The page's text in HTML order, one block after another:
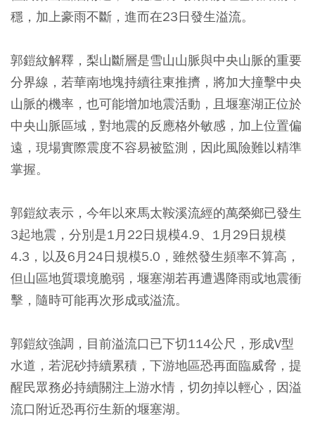
穩，加上豪雨不斷，進而在23日發生溢流。
郭鎧紋解釋，梨山斷層是雪山山脈與中央山脈的重要
分界線，若華南地塊持續往東推擠，將加大撞擊中央
山脈的機率，也可能增加地震活動，且堰塞湖正位於
中央山脈區域，對地震的反應格外敏感，加上位置偏
遠，現場實際震度不容易被監測，因此風險難以精準
掌握。
郭鎧紋表示，今年以來馬太鞍溪流經的萬榮鄉已發生
3起地震，分別是1月22日規模4.9、1月29日規模
4.3，以及6月24日規模5.0，雖然發生頻率不算高，
但山區地質環境脆弱，堰塞湖若再遭遇降雨或地震衝
擊，隨時可能再次形成或溢流。
郭鎧紋強調，目前溢流口已下切114公尺，形成V型
水道，若泥砂持續累積，下游地區恐再面臨威脅，提
醒民眾務必持續關注上游水情，切勿掉以輕心，因溢
流口附近恐再衍生新的堰塞湖。